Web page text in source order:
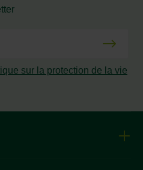
sur la protection de la vie